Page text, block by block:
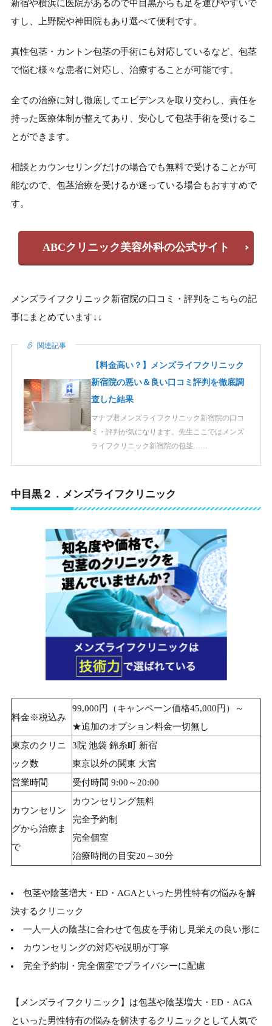
新宿や横浜に医院があるので中目黒からも足を運びやすいで
すし、上野院や神田院もあり選べて便利です。
真性包茎・カントン包茎の手術にも対応しているなど、包茎
で悩む様々な患者に対応し、治療することが可能です。
全ての治療に対し徹底してエビデンスを取り交わし、責任を
持った医療体制が整えてあり、安心して包茎手術を受けるこ
とができます。
相談とカウンセリングだけの場合でも無料で受けることが可
能なので、包茎治療を受けるか迷っている場合もおすすめで
す。
ABCクリニック美容外科の公式サイト
メンズライフクリニック新宿院の口コミ・評判をこちらの記
事にまとめています↓↓
関連記事
【料金高い？】メンズライフクリニック
新宿院の悪い＆良い口コミ評判を徹底調
査した結果
マナブ君メンズライフクリニック新宿院の口コ
ミ・評判が気になります。先生ここではメンズ
ライフクリニック新宿院の包茎……
中目黒２．メンズライフクリニック
料金※税込み
99,000円（キャンペーン価格45,000円）～
★追加のオプション料金一切無し
東京のクリニ
ック数
3院 池袋 錦糸町 新宿
東京以外の関東 大宮
営業時間
受付時間 9:00～20:00
カウンセリン
グから治療ま
で
カウンセリング無料
完全予約制
完全個室
治療時間の目安20～30分
包茎や陰茎増大・ED・AGAといった男性特有の悩みを解
決するクリニック
一人一人の陰茎に合わせて包皮を手術し見栄えの良い形に
カウンセリングの対応や説明が丁寧
完全予約制・完全個室でプライバシーに配慮
【メンズライフクリニック】は包茎や陰茎増大・ED・AGA
といった男性特有の悩みを解決するクリニックとして人気で